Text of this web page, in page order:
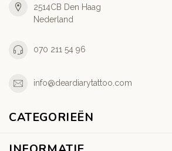
2514CB Den Haag
Nederland
070 211 54 96
info@deardiarytattoo.com
CATEGORIEËN